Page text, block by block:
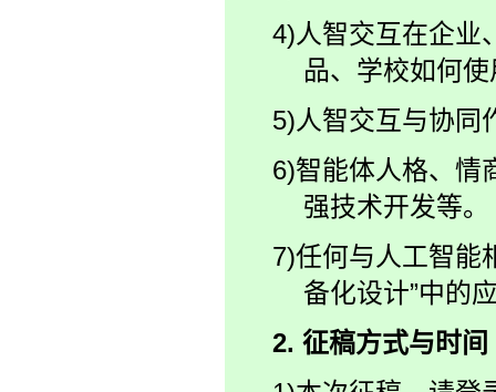
4)人智交互在企业
品、学校如何
5)人智交互与协同
6)智能体人格、情
强技术开发等。
7)任何与人工智能
备化设计”中的
2. 征稿方式与时间